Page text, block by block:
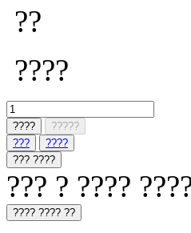
??
????
????
?????
???
????
??? ????
??? ? ????
???? ???? ??